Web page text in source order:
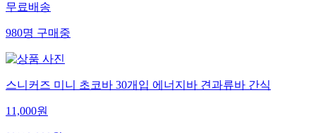
무료배송
980명구매중
스니커즈 미니 초코바 30개입 에너지바 견과류바 간식
11,000원